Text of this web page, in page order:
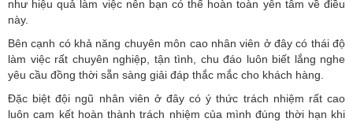
như hiệu quả làm việc nên bạn có thể hoàn toàn yên tâm về điều
này.
Bên cạnh có khả năng chuyên môn cao nhân viên ở đây có thái độ
làm việc rất chuyên nghiệp, tận tình, chu đáo luôn biết lắng nghe
yêu cầu đồng thời sẵn sàng giải đáp thắc mắc cho khách hàng.
Đặc biệt đội ngũ nhân viên ở đây có ý thức trách nhiệm rất cao
luôn cam kết hoàn thành trách nhiệm của mình đúng thời hạn khi